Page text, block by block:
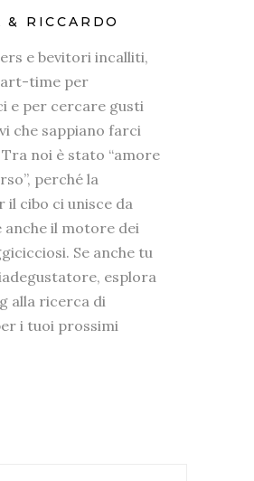
RICCARDO
e bevitori incalliti,
time per
e per cercare gusti
che sappiano farci
Tra noi è stato “amore
perché la
il cibo ci unisce da
anche il motore dei
Se anche tu
esplora
alla ricerca di
i tuoi prossimi